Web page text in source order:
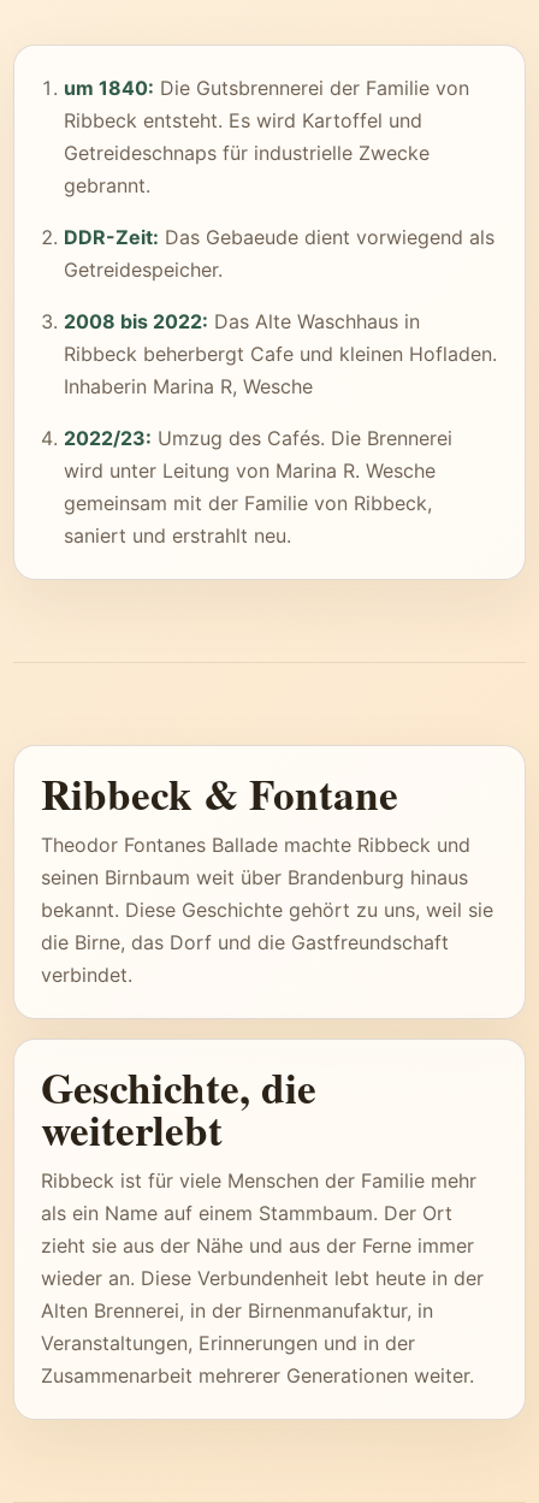
um 1840: Die Gutsbrennerei der Familie von
Ribbeck entsteht. Es wird Kartoffel und
Getreideschnaps für industrielle Zwecke
gebrannt.
DDR-Zeit: Das Gebaeude dient vorwiegend als
Getreidespeicher.
2008 bis 2022: Das Alte Waschhaus in
Ribbeck beherbergt Cafe und kleinen Hofladen.
Inhaberin Marina R, Wesche
2022/23: Umzug des Cafés. Die Brennerei
wird unter Leitung von Marina R. Wesche
gemeinsam mit der Familie von Ribbeck,
saniert und erstrahlt neu.
Ribbeck & Fontane
Theodor Fontanes Ballade machte Ribbeck und
seinen Birnbaum weit über Brandenburg hinaus
bekannt. Diese Geschichte gehört zu uns, weil sie
die Birne, das Dorf und die Gastfreundschaft
verbindet.
Geschichte, die
weiterlebt
Ribbeck ist für viele Menschen der Familie mehr
als ein Name auf einem Stammbaum. Der Ort
zieht sie aus der Nähe und aus der Ferne immer
wieder an. Diese Verbundenheit lebt heute in der
Alten Brennerei, in der Birnenmanufaktur, in
Veranstaltungen, Erinnerungen und in der
Zusammenarbeit mehrerer Generationen weiter.